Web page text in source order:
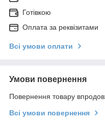
Готівкою
Оплата за реквізитами
Всі умови оплати
Умови повернення
Повернення товару
Всі умови повернення